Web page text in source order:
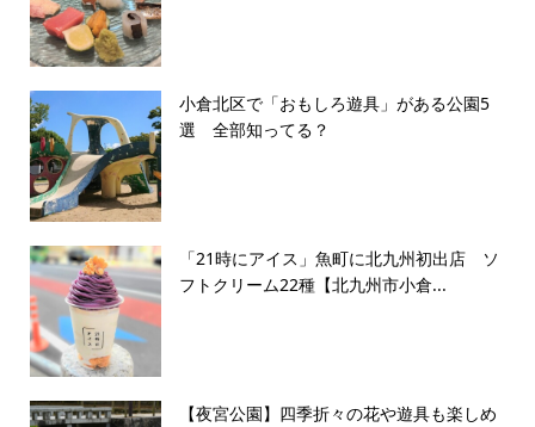
小倉北区で「おもしろ遊具」がある公園5
選 全部知ってる？
「21時にアイス」魚町に北九州初出店 ソ
フトクリーム22種【北九州市小倉...
【夜宮公園】四季折々の花や遊具も楽しめ